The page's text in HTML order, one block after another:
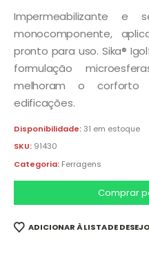
Impermeabilizante e
monocomponente,
pronto para uso. Sika®
formulação
melhoram o
edificações.
Disponibilidade:31 em estoque
SKU: 91430
Categoria: Ferragens
Comprar
ADICIONAR À LISTA DE